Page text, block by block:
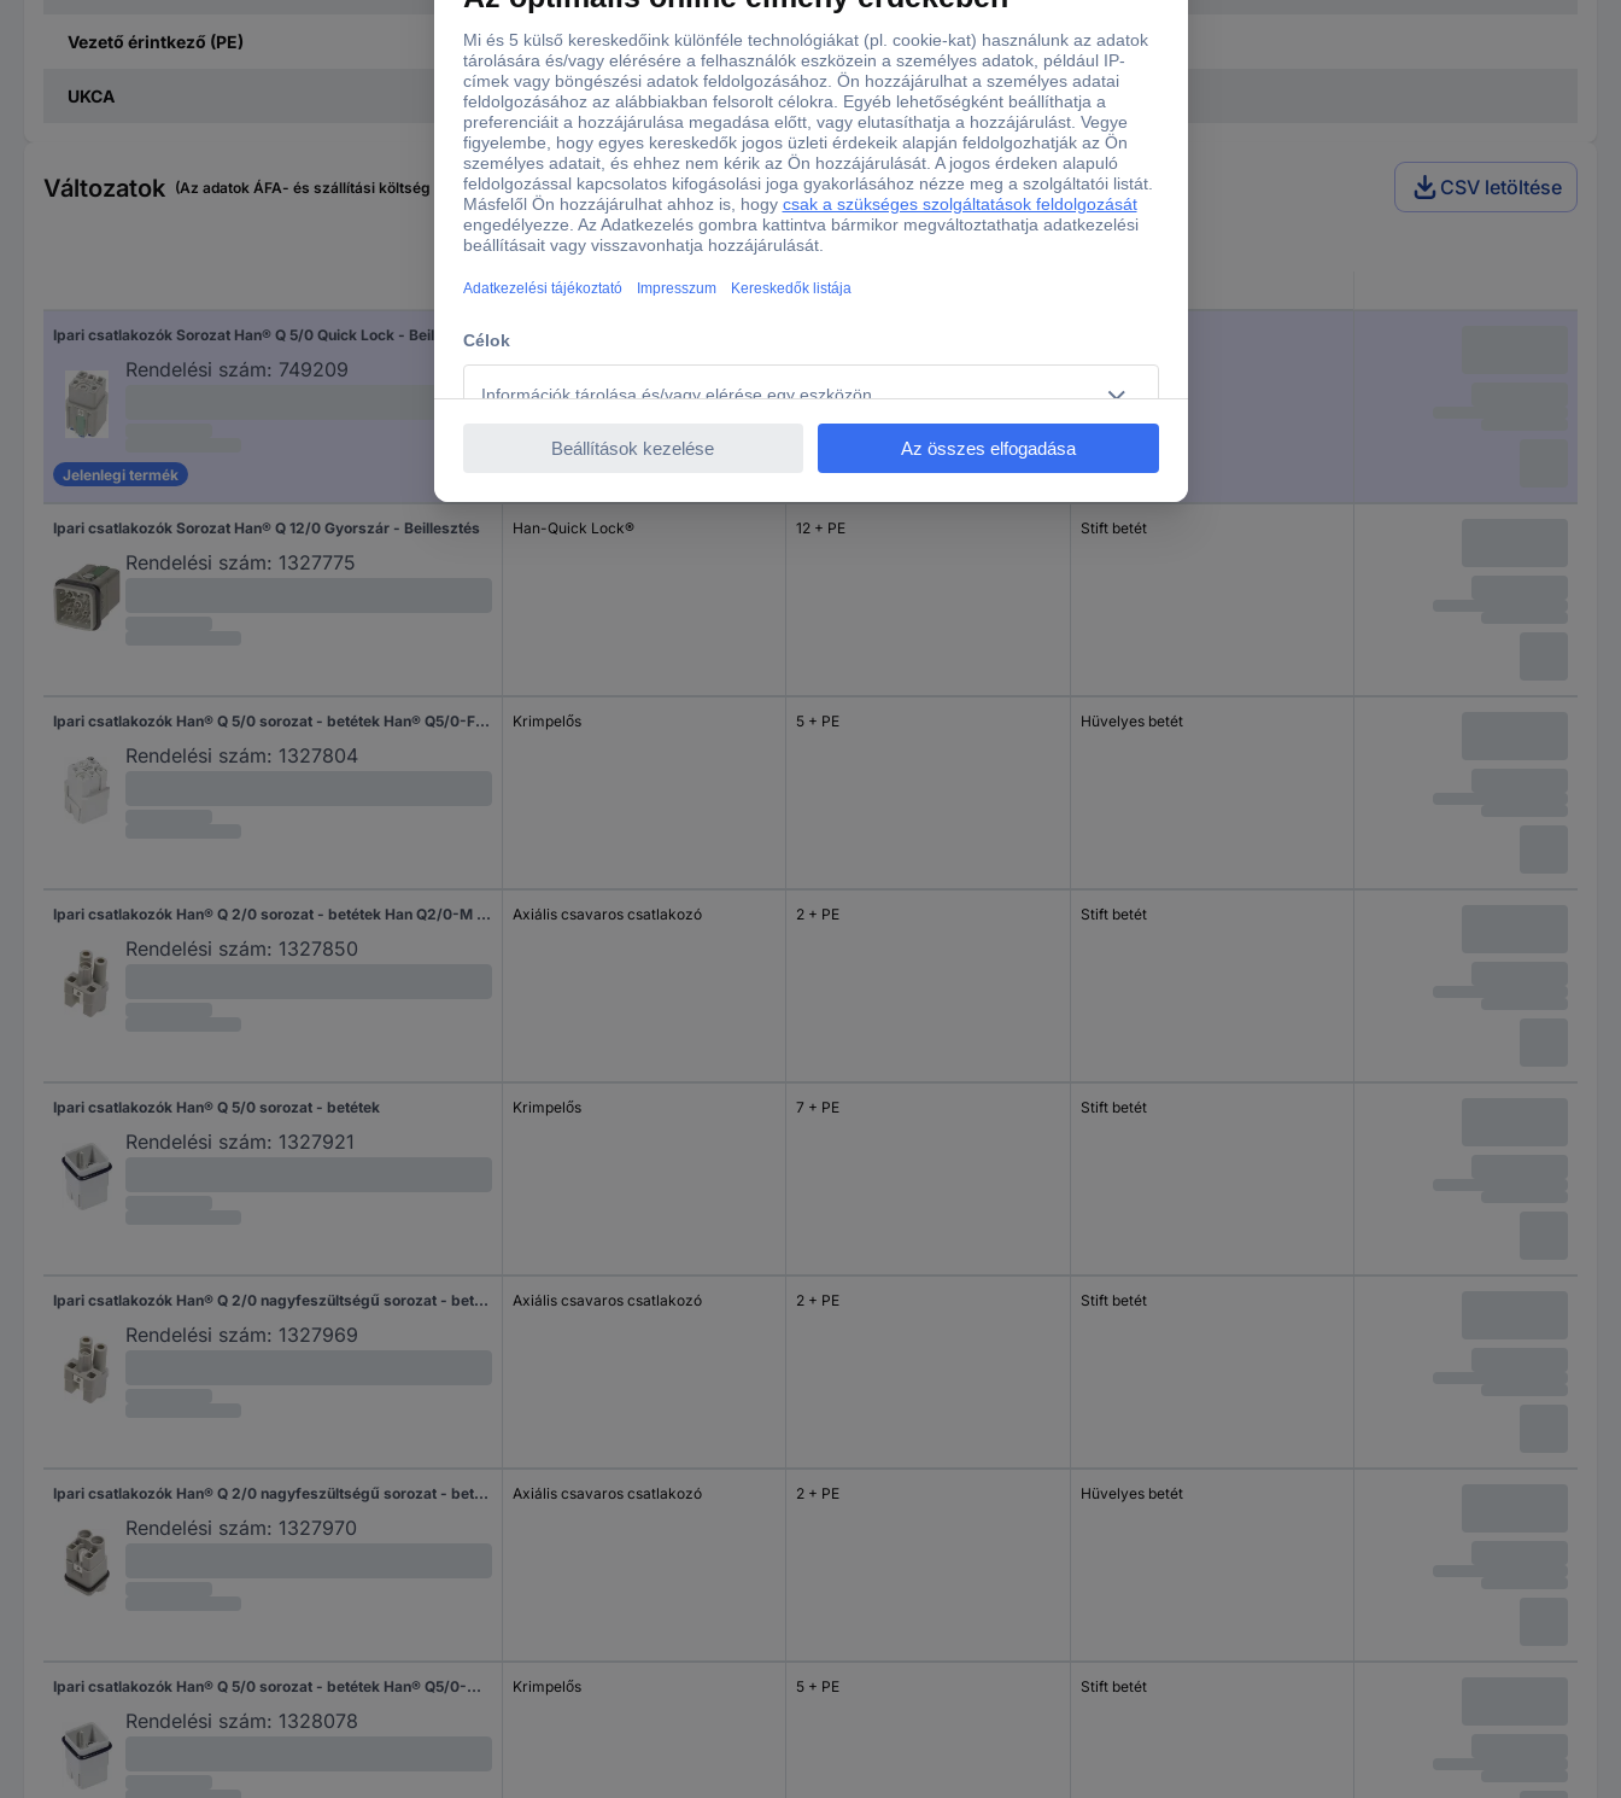
Vezető érintkező (PE) Igen
UKCA nem jellemző
Változatok (Az adatok ÁFA- és szállítási költség nélkül értendők) CSV letöltése
Csatlakozó Össz pólusszám
Ipari csatlakozók Sorozat Han® Q 5/0 Quick Lock - Beillesztés Han Q5/0-F-QL Harting Tartalom: 1 db
Rendelési szám: 749209
Jelenlegi termék
Ipari csatlakozók Sorozat Han® Q 12/0 Gyorszár - Beillesztés
Rendelési szám: 1327775
Han-Quick Lock® 12 + PE Stift betét
Ipari csatlakozók Han® Q 5/0 sorozat - betétek Han® Q5/0-F Harting Tartalom: 10 db
Rendelési szám: 1327804
Krimpelős 5 + PE Hüvelyes betét
Ipari csatlakozók Han® Q 2/0 sorozat - betétek Han Q2/0-M Harting Tartalom: 10 db
Rendelési szám: 1327850
Axiális csavaros csatlakozó 2 + PE Stift betét
Ipari csatlakozók Han® Q 5/0 sorozat - betétek
Rendelési szám: 1327921
Krimpelős 7 + PE Stift betét
Ipari csatlakozók Han® Q 2/0 nagyfeszültségű sorozat - betétek Han Q2/0-M Harting Tartalom: 10 db
Rendelési szám: 1327969
Axiális csavaros csatlakozó 2 + PE Stift betét
Ipari csatlakozók Han® Q 2/0 nagyfeszültségű sorozat - betétek Han Q2/0-f Harting Tartalom: 10 db
Rendelési szám: 1327970
Axiális csavaros csatlakozó 2 + PE Hüvelyes betét
Ipari csatlakozók Han® Q 5/0 sorozat - betétek Han® Q5/0-M Harting Tartalom: 10 db
Rendelési szám: 1328078
Krimpelős 5 + PE Stift betét